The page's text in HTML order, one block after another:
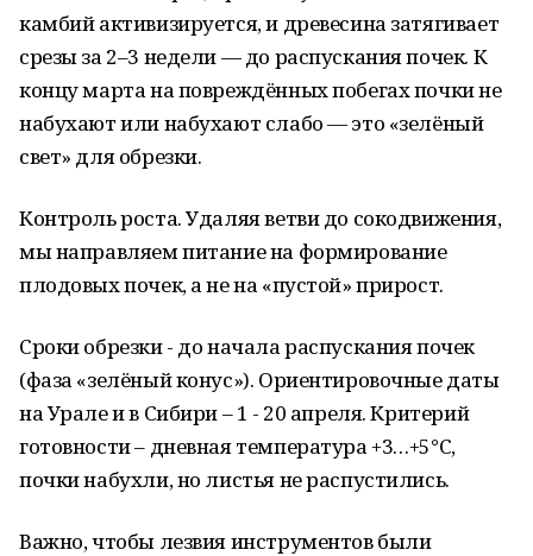
камбий активизируется, и древесина затягивает
срезы за 2–3 недели — до распускания почек. К
концу марта на повреждённых побегах почки не
набухают или набухают слабо — это «зелёный
свет» для обрезки.
Контроль роста. Удаляя ветви до сокодвижения,
мы направляем питание на формирование
плодовых почек, а не на «пустой» прирост.
Сроки обрезки - до начала распускания почек
(фаза «зелёный конус»). Ориентировочные даты
на Урале и в Сибири – 1 - 20 апреля. Критерий
готовности – дневная температура +3…+5°С,
почки набухли, но листья не распустились.
Важно, чтобы лезвия инструментов были